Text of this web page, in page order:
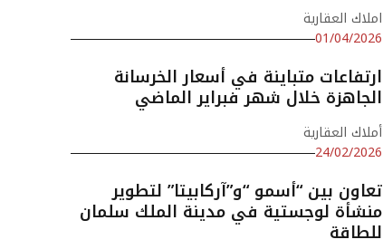
املاك العقارية
01/04/2026
ارتفاعات متباينة في أسعار الخرسانة
الجاهزة خلال شهر فبراير الماضي
أملاك العقارية
24/02/2026
تعاون بين “أسمو “و”آركابيتا” لتطوير
منشأة لوجستية في مدينة الملك سلمان
للطاقة